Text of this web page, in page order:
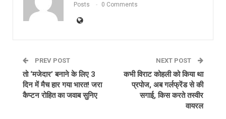
Posts 0 Comments
PREV POST
तो ‘मजेदार’ बनाने के लिए 3
दिन में मैच हार गया भारत! जरा
कैप्टन रोहित का जवाब सुनिए
NEXT POST
कभी विराट कोहली को किया था
प्रपोज, अब गर्लफ्रेंड से की
सगाई, किस करते तस्वीर
वायरल